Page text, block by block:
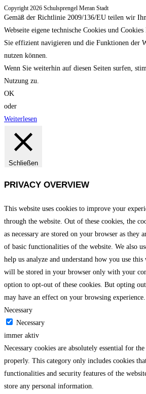
Copyright 2026 Schulsprengel Meran Stadt
Gemäß der Richtlinie 2009/136/EU teilen wir
Webseite eigene technische Cookies und
Sie effizient navigieren und die Funktionen der
nutzen können.
Wenn Sie weiterhin auf diesen Seiten surfen,
Nutzung zu.
OK
oder
Weiterlesen
Schließen
PRIVACY OVERVIEW
This website uses cookies to improve your
through the website. Out of these cookies, the
as necessary are stored on your browser as they
of basic functionalities of the website. We also
help us analyze and understand how you use this
will be stored in your browser only with your
option to opt-out of these cookies. But opting
may have an effect on your browsing experience.
Necessary
Necessary
immer aktiv
Necessary cookies are absolutely essential for
properly. This category only includes cookies
functionalities and security features of the
store any personal information.